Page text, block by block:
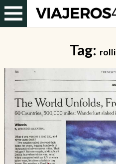
Tag: